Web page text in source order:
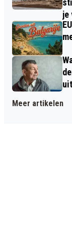
je
Meer artikelen